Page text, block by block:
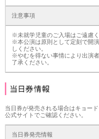
注意事項
※未就学児童のご入場はご遠慮く
※本公演は原則として定刻で開
しください。
※やむを得ない事情により出演
了承ください。
当日券が発売される場合はキョー
公式サイトでご確認ください。
当日券発売情報